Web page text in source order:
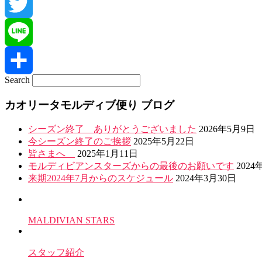
Facebook
Twitter
Line
Search
カオリータモルディブ便り ブログ
シーズン終了 ありがとうございました 2026年5月9日
今シーズン終了のご挨拶 2025年5月22日
皆さまへ
2025年1月11日
モルディビアンスターズからの最後のお願いです 2024
来期2024年7月からのスケジュール 2024年3月30日
MALDIVIAN STARS
スタッフ紹介